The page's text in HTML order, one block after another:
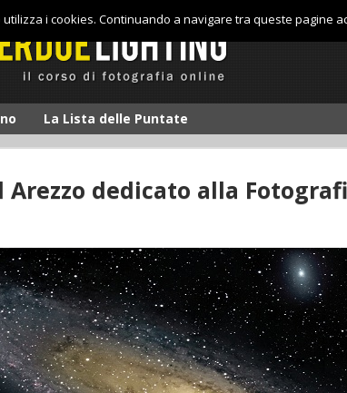
La Lista delle Puntate
Arezzo dedicato alla
i cookies. Continuando a navigare tra queste pagine